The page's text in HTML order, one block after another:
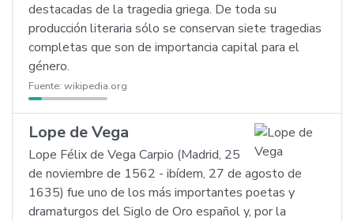
destacadas de la tragedia griega. De toda su
producción literaria sólo se conservan siete tragedias
completas que son de importancia capital para el
género.
Fuente: wikipedia.org
Lope de Vega
Lope Félix de Vega Carpio (Madrid, 25
de noviembre de 1562 - ibídem, 27 de agosto de
1635) fue uno de los más importantes poetas y
dramaturgos del Siglo de Oro español y, por la